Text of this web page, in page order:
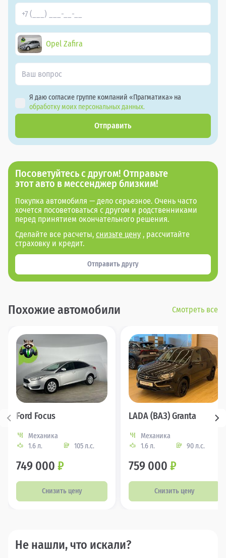
Opel Zafira
Я даю согласие группе компаний «Прагматика» на
обработку моих персональных данных.
Отправить
Посоветуйтесь с другом! Отправьте
этот авто в мессенджер близким!
Покупка автомобиля — дело серьезное. Очень часто
хочется посоветоваться с другом и родственниками
перед принятием окончательного решения.
Сделайте все расчеты, снизьте цену , рассчитайте
страховку и кредит.
Отправить другу
Похожие автомобили Смотреть все
Ford Focus
Механика
1.6 л.
105 л.с.
749 000 ₽
Снизить цену
LADA (ВАЗ) Granta
Механика
1.6 л.
90 л.с.
759 000 ₽
Снизить цену
Не нашли, что искали?